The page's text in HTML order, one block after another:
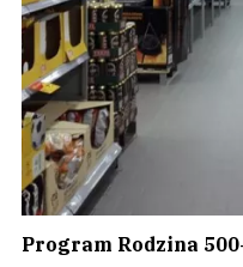
Program Rodzina